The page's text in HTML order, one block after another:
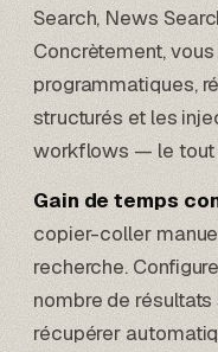
Search, News
Concrètement,
programmatiques,
structurés et les
workflows — le tout
Gain de temps
copier-coller
recherche.
nombre de
récupérer